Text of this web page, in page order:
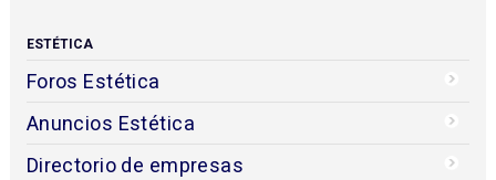
ESTÉTICA
Foros Estética
Anuncios Estética
Directorio de empresas